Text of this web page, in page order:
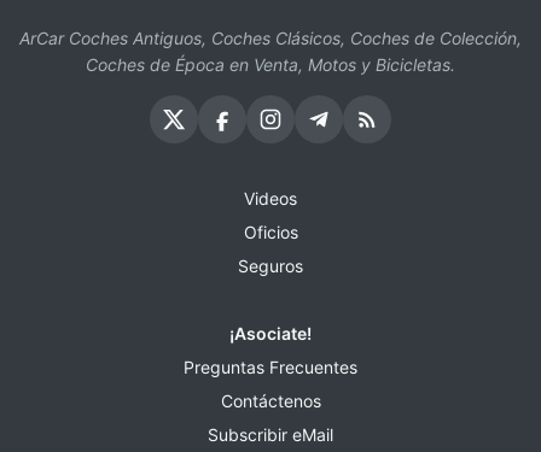
ArCar Coches Antiguos, Coches Clásicos, Coches de Colección,
Coches de Época en Venta, Motos y Bicicletas.
Videos
Oficios
Seguros
¡Asociate!
Preguntas Frecuentes
Contáctenos
Subscribir eMail